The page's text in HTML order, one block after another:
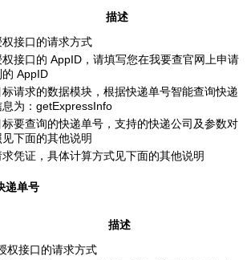
描述
权接口的请求方式
权接口的 AppID，请填写您在我要查官网上申请
的 AppID
标请求的数据模块，根据快递单号智能查询快递
息为：getExpressInfo
标要查询的快递单号，支持的快递公司及参数对
见下面的其他说明
求凭证，具体计算方式见下面的其他说明
递单号
描述
权接口的请求方式